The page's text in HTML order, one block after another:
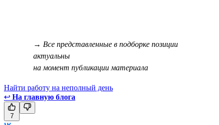
→ Все представленные в подборке позиции
актуальны
на момент публикации материала
Найти работу на неполный день
↩ На главную блога
7